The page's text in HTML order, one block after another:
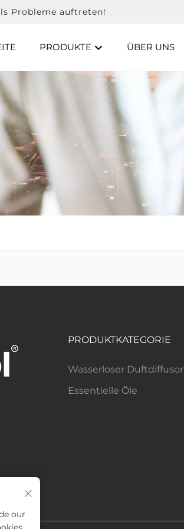
Probleme auftreten!
PRODUKTE ÜBER UNS
PRODUKTKATEGORIE
Wasserloser Duftdiffusor
Essentielle Öle
our